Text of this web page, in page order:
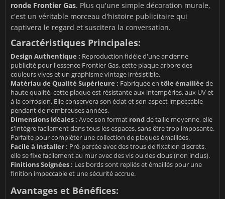
ronde Frontier Gas. Plus qu'une simple décoration murale,
c'est un véritable morceau d'histoire publicitaire qui
captivera le regard et suscitera la conversation.
Caractéristiques Principales:
Design Authentique : Reproduction fidèle d'une ancienne
publicité pour l'essence Frontier Gas, cette plaque arbore des
couleurs vives et un graphisme vintage irrésistible.
Matériau de Qualité Supérieure : Fabriquée en tôle émaillée de
haute qualité, cette plaque est résistante aux intempéries, aux UV et
à la corrosion. Elle conservera son éclat et son aspect impeccable
pendant de nombreuses années.
Dimensions Idéales : Avec son format rondde taille moyenne, elle
s'intègre facilement dans tous les espaces, sans être trop imposante.
Parfaite pour compléter une collection de plaques émaillées.
Facile à Installer : Pré-percée avec des trous de fixation discrets,
elle se fixe facilement au mur avec des vis ou des clous (non inclus).
Finitions Soignées : Les bords sont repliés et émaillés pour une
finition impeccable et une sécurité accrue.
Avantages et Bénéfices: